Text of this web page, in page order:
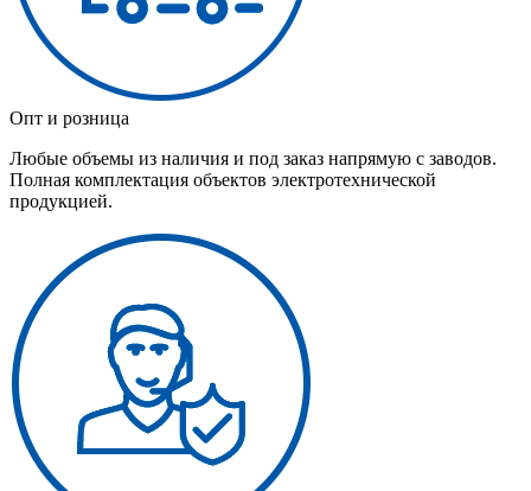
Опт и розница
Любые объемы из наличия и под заказ напрямую с заводов.
Полная комплектация объектов электротехнической
продукцией.